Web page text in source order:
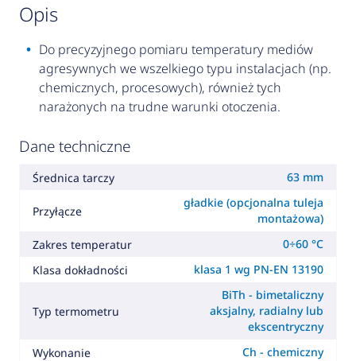
opis
Do precyzyjnego pomiaru temperatury mediów
agresywnych we wszelkiego typu instalacjach (np.
chemicznych, procesowych), również tych
narażonych na trudne warunki otoczenia.
Dane techniczne
Średnica tarczy 63 mm
Przyłącze
gładkie (opcjonalna tuleja
montażowa)
Zakres temperatur
0÷60 °C
Klasa dokładności
klasa 1 wg PN-EN 13190
Typ termometru
BiTh - bimetaliczny
aksjalny, radialny lub
ekscentryczny
Wykonanie
Ch - chemiczny